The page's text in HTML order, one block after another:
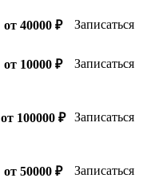
от 40000 ₽ Записаться
от 10000 ₽
Записаться
от 100000 ₽ Записаться
от 50000 ₽
Записаться